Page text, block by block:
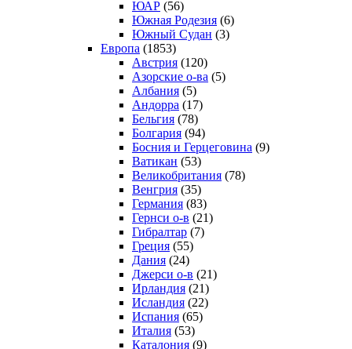
ЮАР (56)
Южная Родезия (6)
Южный Судан (3)
Европа (1853)
Австрия (120)
Азорские о-ва (5)
Албания (5)
Андорра (17)
Бельгия (78)
Болгария (94)
Босния и Герцеговина (9)
Ватикан (53)
Великобритания (78)
Венгрия (35)
Германия (83)
Гернси о-в (21)
Гибралтар (7)
Греция (55)
Дания (24)
Джерси о-в (21)
Ирландия (21)
Исландия (22)
Испания (65)
Италия (53)
Каталония (9)